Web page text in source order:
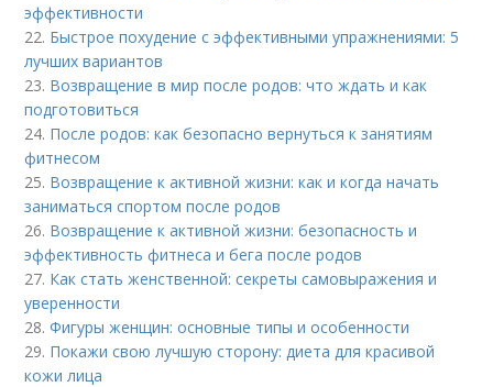
эффективности
22. Быстрое похудение с эффективными упражнениями: 5
лучших вариантов
23. Возвращение в мир после родов: что ждать и как
подготовиться
24. После родов: как безопасно вернуться к занятиям
фитнесом
25. Возвращение к активной жизни: как и когда начать
заниматься спортом после родов
26. Возвращение к активной жизни: безопасность и
эффективность фитнеса и бега после родов
27. Как стать женственной: секреты самовыражения и
уверенности
28.Фигуры женщин: основные типы и особенности
29. Покажи свою лучшую сторону: диета для красивой
кожи лица